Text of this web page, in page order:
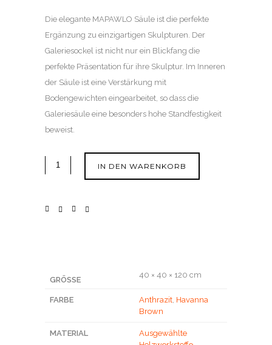
Die elegante MAPAWLO Säule ist die perfekte
Ergänzung zu einzigartigen Skulpturen. Der
Galeriesockel ist nicht nur ein Blickfang die
perfekte Präsentation für ihre Skulptur. Im Inneren
der Säule ist eine Verstärkung mit
Bodengewichten eingearbeitet, so dass die
Galeriesäule eine besonders hohe Standfestigkeit
beweist.
IN DEN WARENKORB
GRÖSSE
40 × 40 × 120 cm
FARBE Anthrazit Havanna
Brown
MATERIAL
Ausgewählte